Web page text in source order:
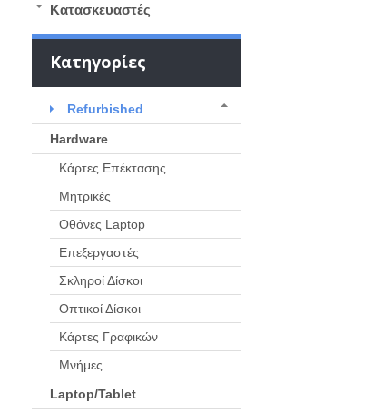
Kατασκευαστές
Κατηγορίες
Refurbished
Hardware
Κάρτες Επέκτασης
Μητρικές
Οθόνες Laptop
Eπεξεργαστές
Σκληροί Δίσκοι
Οπτικοί Δίσκοι
Κάρτες Γραφικών
Μνήμες
Laptop/Tablet